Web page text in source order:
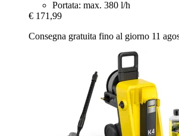
Portata: max. 380 l/h
€ 171,99
Consegna gratuita fino al giorno 11